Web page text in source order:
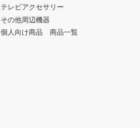
テレビアクセサリー
その他周辺機器
個人向け商品 商品一覧